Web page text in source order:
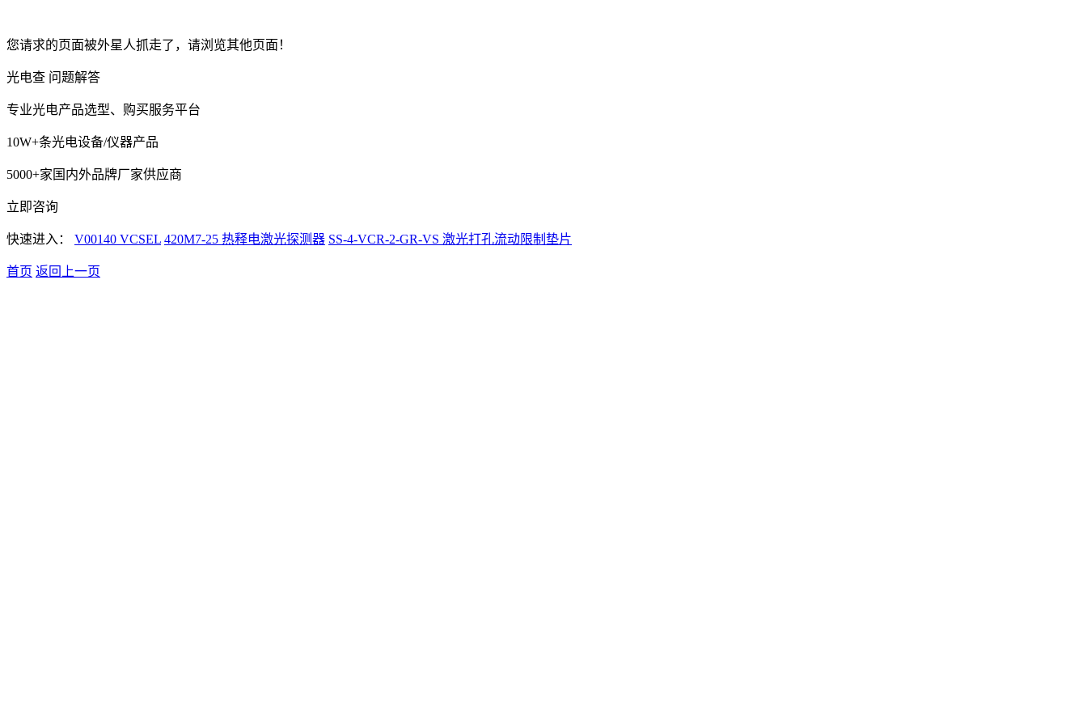
您请求的页面被外星人抓走了，请浏览其他页面！
光电查 问题解答
专业光电产品选型、购买服务平台
10W+条光电设备/仪器产品
5000+家国内外品牌厂家供应商
立即咨询
快速进入： V00140 VCSEL 420M7-25 热释电激光探测器 SS-4-VCR-2-GR-VS 激光打孔流动限制垫片
首页 返回上一页